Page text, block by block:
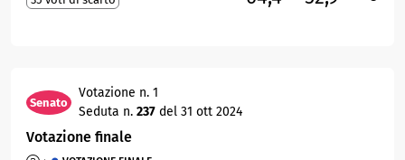
Senato
Votazione n. 1
Seduta n. 237 del 31 ott 2024
Votazione finale